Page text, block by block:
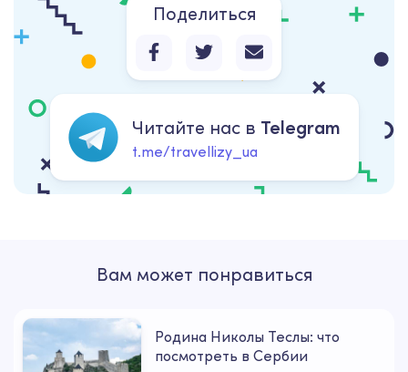
Поделиться
Читайте нас в Telegram
t.me/travellizy_ua
Вам может понравиться
Родина Николы Теслы: что
посмотреть в Сербии